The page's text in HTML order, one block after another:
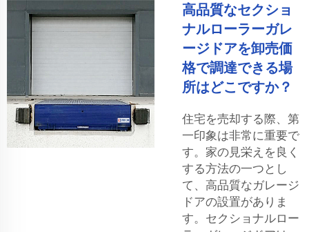
高品質なセクショ
ナルローラーガレ
ージドアを卸売価
格で調達できる場
所はどこですか？
住宅を売却する際、第
一印象は非常に重要で
す。家の見栄えを良く
する方法の一つとし
て、高品質なガレージ
ドアの設置がありま
す。セクショナルロー